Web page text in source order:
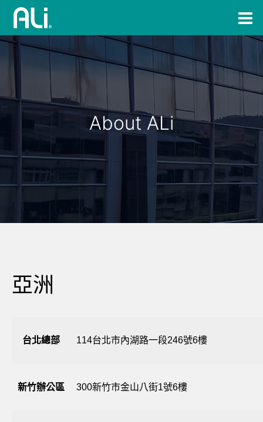
About ALi
亞洲
台北總部 114台北市內湖路一段246號6樓
新竹辦公區 300新竹市金山八街1號6樓